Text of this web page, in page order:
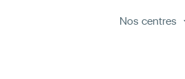
Nos centres